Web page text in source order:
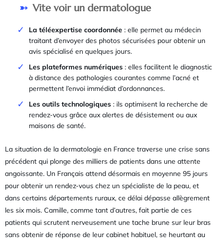
Vite voir un dermatologue
La téléexpertise coordonnée : elle permet au médecin
traitant d’envoyer des photos sécurisées pour obtenir un
avis spécialisé en quelques jours.
Les plateformes numériques : elles facilitent le diagnostic
à distance des pathologies courantes comme l’acné et
permettent l’envoi immédiat d’ordonnances.
Les outils technologiques : ils optimisent la recherche de
rendez-vous grâce aux alertes de désistement ou aux
maisons de santé.
La situation de la dermatologie en France traverse une crise sans
précédent qui plonge des milliers de patients dans une attente
angoissante. Un Français attend désormais en moyenne 95 jours
pour obtenir un rendez-vous chez un spécialiste de la peau, et
dans certains départements ruraux, ce délai dépasse allègrement
les six mois. Camille, comme tant d’autres, fait partie de ces
patients qui scrutent nerveusement une tache brune sur leur bras
sans obtenir de réponse de leur cabinet habituel, se heurtant au